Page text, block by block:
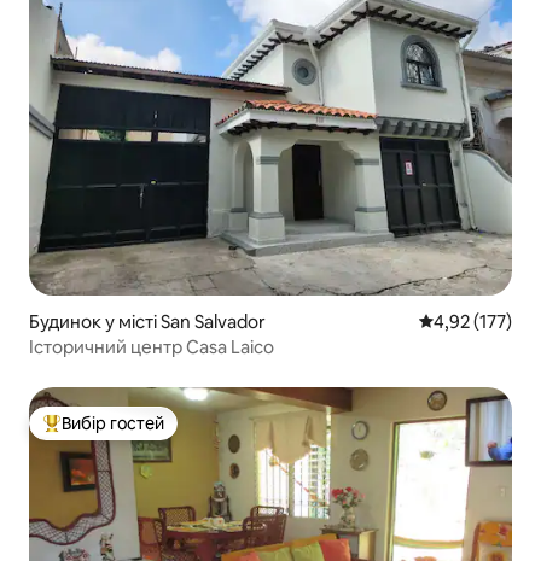
Будинок у місті San Salvador Середня
4,92 (177)
Історичний центр Casa Laico
Топ вибір гостей
Вибір гостей